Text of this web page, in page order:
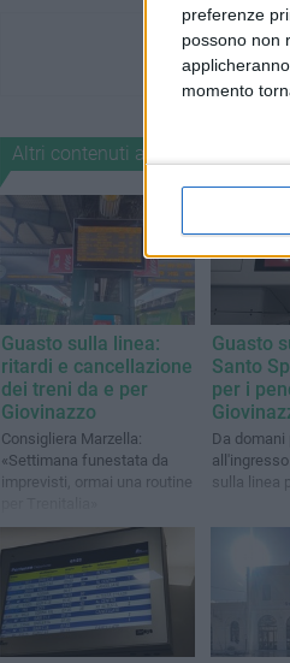
preferenze
possono non
momento
Altri contenuti a tema
Guasto sulla linea:
ritardi e cancellazione
dei treni da e per
Giovinazzo
Consigliera Marzella:
«Settimana funestata da
imprevisti, ormai una routine
Guasto
Santo
per i
Da domani
sulla linea